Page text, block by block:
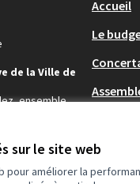
sur le site web
pour améliorer la
de la Ville de
ensemble.
Accueil
Le